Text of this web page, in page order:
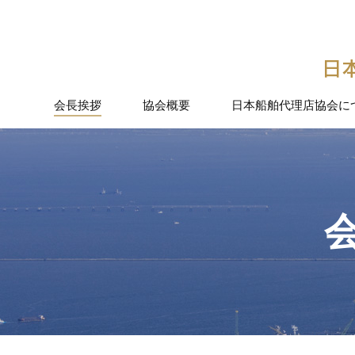
会長挨拶 協会概要 日本船舶代理店協会に